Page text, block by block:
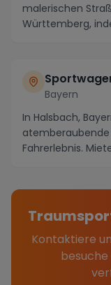
malerischen
Württemberg,
Bayern
In Halsbach,
atemberaubende
Fahrerlebnis.
Kontaktiere